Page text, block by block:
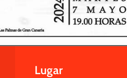
Lugar